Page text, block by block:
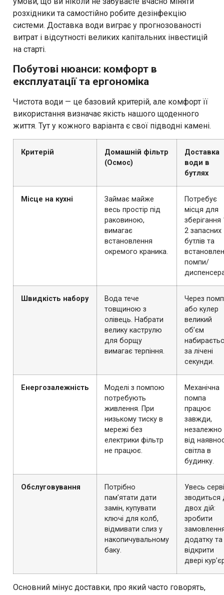
розхідники та самостійно робите дезінфекцію
системи. Доставка води виграє у прогнозованості
витрат і відсутності великих капітальних інвестицій
на старті.
Побутові нюанси: комфорт в
експлуатації та ергономіка
Чистота води — це базовий критерій, але комфорт її
використання визначає якість нашого щоденного
життя. Тут у кожного варіанта є свої підводні камені.
Критерій
Домашній фільтр
(Осмос)
Доставка
води в
бутлях
Місце на кухні
Займає майже
весь простір під
раковиною,
вимагає
встановлення
окремого краника.
Потребує
місця для
зберігання
2 запасних
бутлів та
помпи/
Швидкість набору
Вода тече
товщиною з
олівець. Набрати
велику каструлю
для борщу
вимагає терпіння.
Через
або кулер
великий
об’єм
за лічені
секунди.
Енергозалежність
Моделі з помпою
потребують
живлення. При
низькому тиску в
мережі без
електрики фільтр
не працює.
Механічна
помпа
працює
завжди,
незалежно
від
світла в
будинку.
Обслуговування
Потрібно
пам’ятати дати
замін, купувати
ключі для колб,
відмивати слиз у
накопичувальному
баку.
Увесь
зводиться
двох дій:
зробити
додатку та
відкрити
двері
Основний мінус доставки, про який часто говорять,